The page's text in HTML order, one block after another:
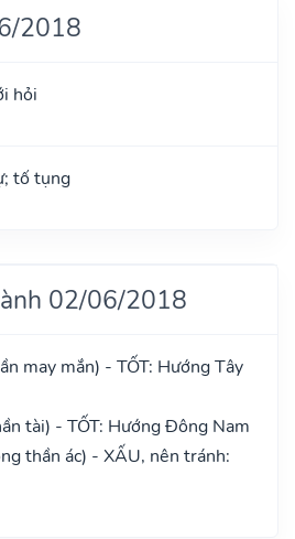
2018
hỏi
tố tụng
02/06/2018
may mắn) - TỐT: Hướng Tây
tài) - TỐT: Hướng Đông Nam
thần ác) - XẤU, nên tránh: